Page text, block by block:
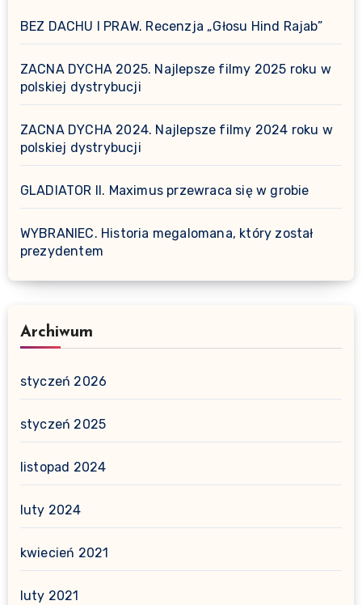
BEZ DACHU I PRAW. Recenzja „Głosu Hind Rajab”
ZACNA DYCHA 2025. Najlepsze filmy 2025 roku w
polskiej dystrybucji
ZACNA DYCHA 2024. Najlepsze filmy 2024 roku w
polskiej dystrybucji
GLADIATOR II. Maximus przewraca się w grobie
WYBRANIEC. Historia megalomana, który został
prezydentem
Archiwum
styczeń 2026
styczeń 2025
listopad 2024
luty 2024
kwiecień 2021
luty 2021